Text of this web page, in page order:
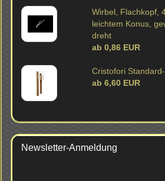
Wir­bel, Flach­kopf,
leich­tem Konus,
dreht
ab 0,86 EUR
Cris­to­fo­ri
ab 6,60 EUR
Newsletter-Anmeldung